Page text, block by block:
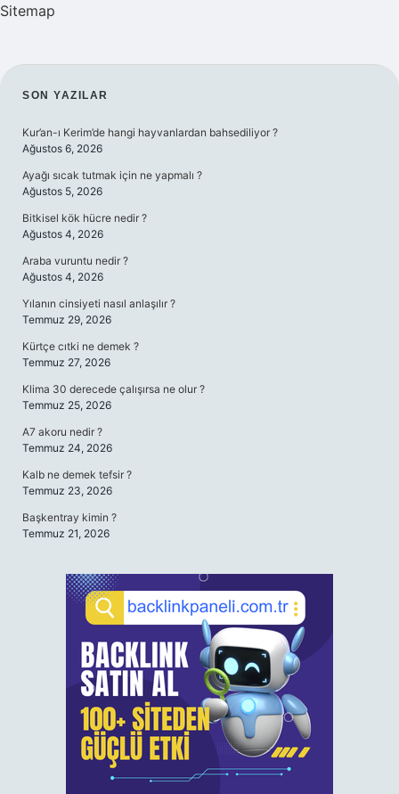
Sitemap
SIDEBAR
SON YAZILAR
Kur’an-ı Kerim’de hangi hayvanlardan bahsediliyor ?
Ağustos 6, 2026
Ayağı sıcak tutmak için ne yapmalı ?
Ağustos 5, 2026
Bitkisel kök hücre nedir ?
Ağustos 4, 2026
Araba vuruntu nedir ?
Ağustos 4, 2026
Yılanın cinsiyeti nasıl anlaşılır ?
Temmuz 29, 2026
Kürtçe cıtki ne demek ?
Temmuz 27, 2026
Klima 30 derecede çalışırsa ne olur ?
Temmuz 25, 2026
A7 akoru nedir ?
Temmuz 24, 2026
Kalb ne demek tefsir ?
Temmuz 23, 2026
Başkentray kimin ?
Temmuz 21, 2026